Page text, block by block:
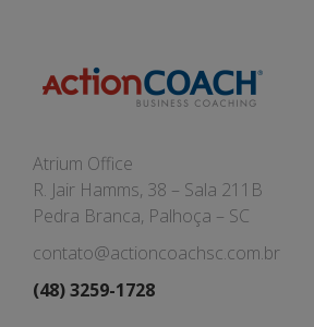
Atrium Office
R. Jair Hamms, 38 – Sala 211B
Pedra Branca, Palhoça – SC
contato@actioncoachsc.com.br
(48) 3259-1728